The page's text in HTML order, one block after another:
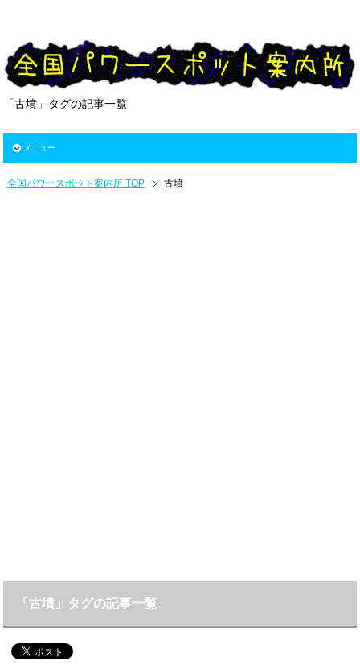
「古墳」タグの記事一覧
メニュー
全国パワースポット案内所 TOP 古墳
「古墳」タグの記事一覧